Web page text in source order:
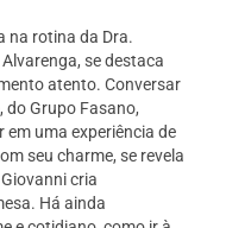
na rotina da Dra.
se destaca
atento. Conversar
do Grupo Fasano,
uma experiência de
seu charme, se revela
cria
Há ainda